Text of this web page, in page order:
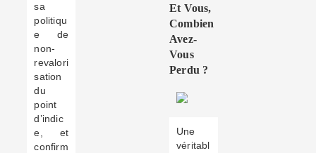
sa
politiqu
e de
non-
revalori
sation
du
point
d’indic
e, et
confirm
Et Vous,
Combien
Avez-
Vous
Perdu ?
Une
véritabl